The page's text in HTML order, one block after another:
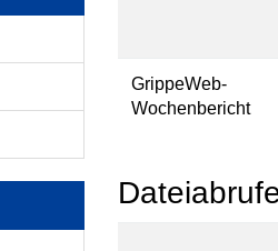
GrippeWeb-
Wochenbericht